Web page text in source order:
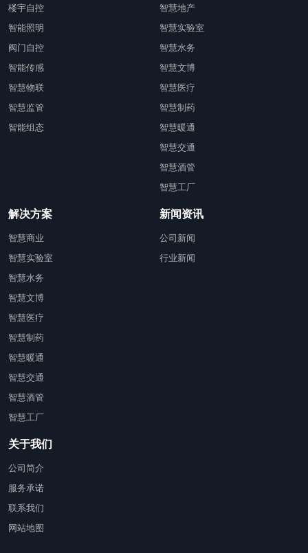
楼宇自控
智能照明
阀门自控
智能传感
智慧物联
智慧监管
智能组态
智慧地产
智慧实验室
智慧水务
智慧文博
智慧医疗
智慧制药
智慧暖通
智慧交通
智慧酒管
智慧工厂
解决方案
智慧商业
智慧实验室
智慧水务
智慧文博
智慧医疗
智慧制药
智慧暖通
智慧交通
智慧酒管
智慧工厂
新闻资讯
公司新闻
行业新闻
关于我们
公司简介
服务承诺
联系我们
网站地图